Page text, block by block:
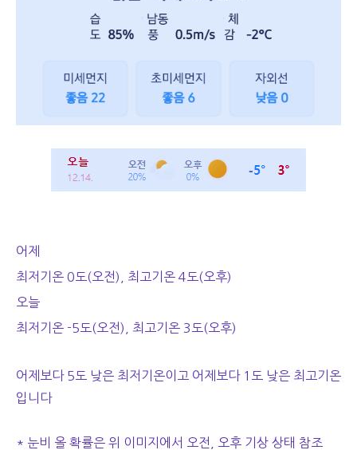
어제
최저기온 0도(오전), 최고기온 4도(오후)
오늘
최저기온 -5도(오전), 최고기온 3도(오후)
어제보다 5도 낮은 최저기온이고 어제보다 1도 낮은 최고기온
입니다
* 눈비 올 확률은 위 이미지에서 오전, 오후 기상 상태 참조